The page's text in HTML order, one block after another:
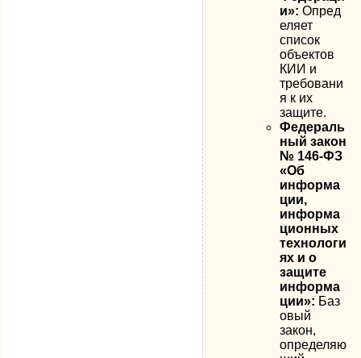
и»: Опред
еляет
список
объектов
КИИ и
требовани
я к их
защите.
Федераль
ный закон
№ 146-ФЗ
«Об
информа
ции,
информа
ционных
технологи
ях и о
защите
информа
ции»: Баз
овый
закон,
определяю